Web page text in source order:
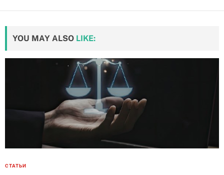
YOU MAY ALSO LIKE:
СТАТЬИ